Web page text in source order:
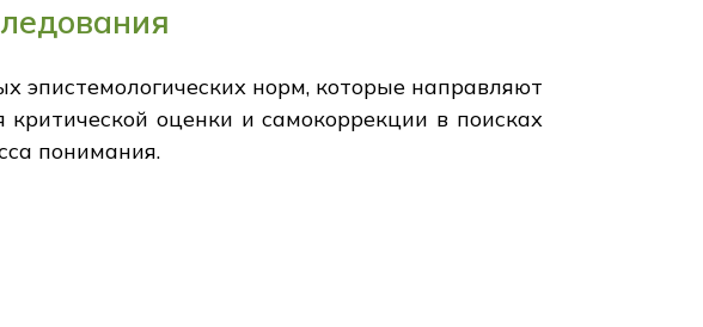
эпистемологических норм, которые направляют
оценки и самокоррекции в поисках
понимания.